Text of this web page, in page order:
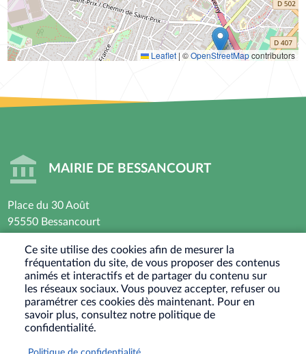
Leaflet | ©OpenStreetMapcontributors
MAIRIE DE BESSANCOURT
Place du 30 Août
95550 Bessancourt
Horaires d’ouverture : Lundi - Mardi - Mercredi -
Vendredi
8h30 - 12h / 13h30-17h30
Jeudi : Fermé le matin - 13h30-17h30
Ce site utilise des cookies afin de mesurer la
fréquentation du site, de vous proposer des contenus
animés et interactifs et de partager du contenu sur
les réseaux sociaux. Vous pouvez accepter, refuser ou
paramétrer ces cookies dès maintenant. Pour en
savoir plus, consultez notre politique de
confidentialité.